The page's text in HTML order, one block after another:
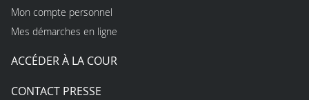
Mon compte personnel
Mes démarches en ligne
ACCÉDER À LA COUR
CONTACT PRESSE